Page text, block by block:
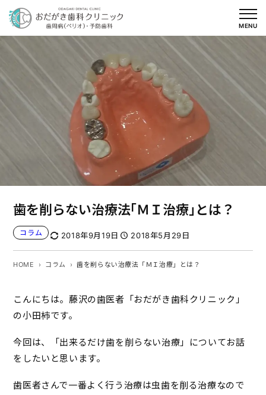
を
ッ
プ
MENU
歯を削らない治療法「ＭＩ治療」とは？
コラム 2018年9月19日 2018年5月29日
HOME コラム 歯を削らない治療法「ＭＩ治療」とは？
こんにちは。藤沢の歯医者「おだがき歯科クリニック」
の小田柿です。
今回は、「出来るだけ歯を削らない治療」についてお話
をしたいと思います。
歯医者さんで一番よく行う治療は虫歯を削る治療なので